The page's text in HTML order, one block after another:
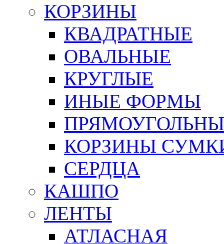
КОРЗИНЫ
КВАДРАТНЫЕ
ОВАЛЬНЫЕ
КРУГЛЫЕ
ИНЫЕ ФОРМЫ
КОРЗИНЫ
СЕРДЦА
КАШПО
ЛЕНТЫ
АТЛАСНАЯ